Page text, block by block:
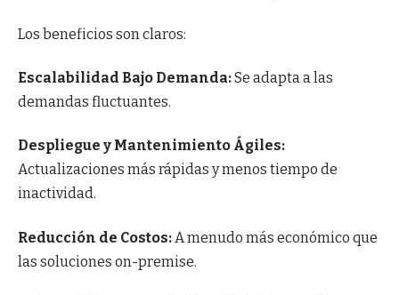
Los beneficios son claros:
Escalabilidad Bajo Demanda:Se adapta a las
demandas fluctuantes.
Despliegue y Mantenimiento Ágiles:
Actualizaciones más rápidas y menos tiempo de
inactividad.
Reducción de Costos: A menudo más económico que
las soluciones on-premise.